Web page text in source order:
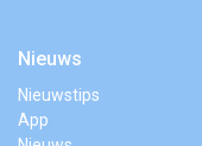
Nieuws
Nieuwstips
App